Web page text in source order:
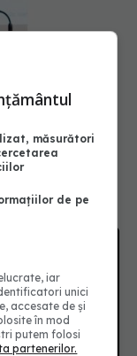
în
măsurători
de pe
iar
unici
accesate de și
în mod
putem folosi
partenerilor.